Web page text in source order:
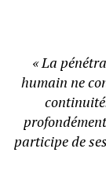
« La
humain ne
participe de